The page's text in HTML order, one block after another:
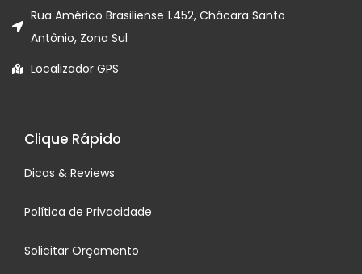
Rua Américo Brasiliense 1.452, Chácara Santo
Antônio, Zona Sul
Localizador GPS
Clique Rápido
Dicas & Reviews
Política de Privacidade
Solicitar Orçamento